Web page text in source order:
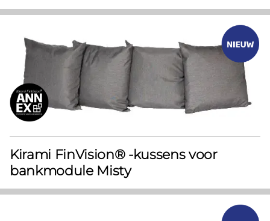
Kirami FinVision® -kussens voor
bankmodule Misty